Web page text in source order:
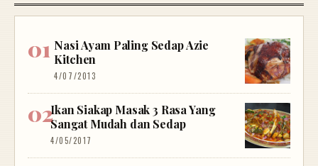
Nasi Ayam Paling Sedap Azie
Kitchen
4/07/2013
Ikan Siakap Masak 3 Rasa Yang
Sangat Mudah dan Sedap
4/05/2017